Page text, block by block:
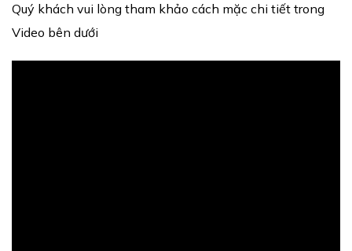
Quý khách vui lòng tham khảo cách mặc chi tiết trong
Video bên dưới